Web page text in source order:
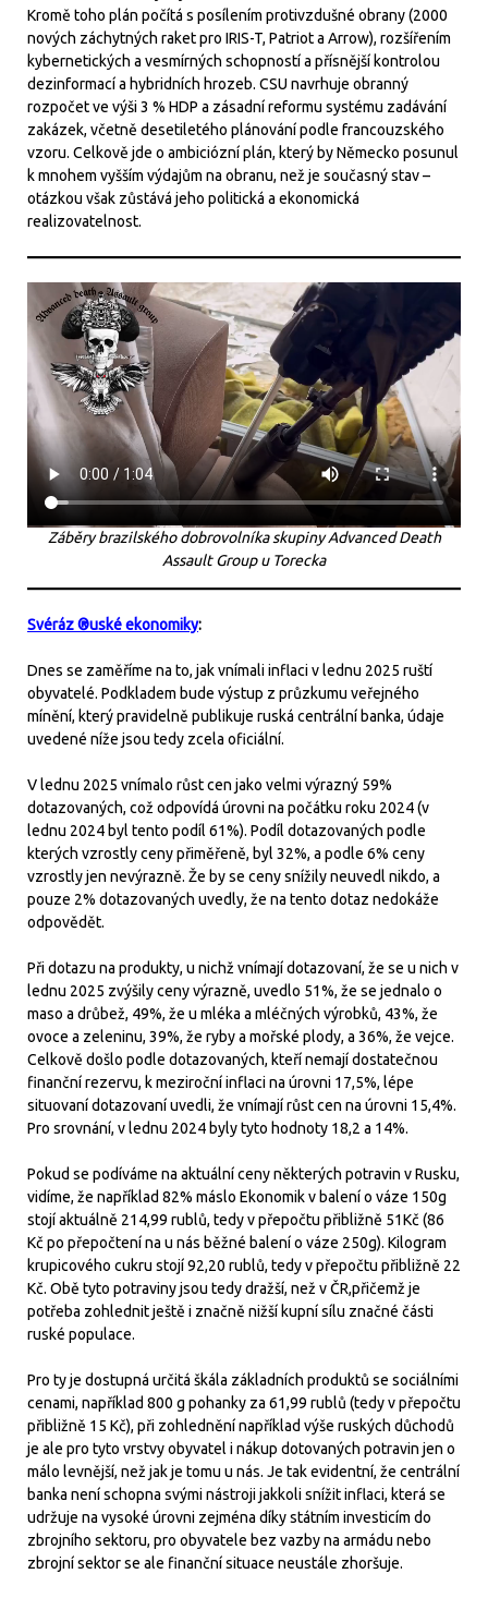
Kromě toho plán počítá s posílením protivzdušné obrany (2000
nových záchytných raket pro IRIS-T, Patriot a Arrow), rozšířením
kybernetických a vesmírných schopností a přísnější kontrolou
dezinformací a hybridních hrozeb. CSU navrhuje obranný
rozpočet ve výši 3 % HDP a zásadní reformu systému zadávání
zakázek, včetně desetiletého plánování podle francouzského
vzoru. Celkově jde o ambiciózní plán, který by Německo posunul
k mnohem vyšším výdajům na obranu, než je současný stav –
otázkou však zůstává jeho politická a ekonomická
realizovatelnost.
Záběry brazilského dobrovolníka skupiny Advanced Death
Assault Group u Torecka
Svéráz ®uské ekonomiky:
Dnes se zaměříme na to, jak vnímali inflaci v lednu 2025 ruští
obyvatelé. Podkladem bude výstup z průzkumu veřejného
mínění, který pravidelně publikuje ruská centrální banka, údaje
uvedené níže jsou tedy zcela oficiální.
V lednu 2025 vnímalo růst cen jako velmi výrazný 59%
dotazovaných, což odpovídá úrovni na počátku roku 2024 (v
lednu 2024 byl tento podíl 61%). Podíl dotazovaných podle
kterých vzrostly ceny přiměřeně, byl 32%, a podle 6% ceny
vzrostly jen nevýrazně. Že by se ceny snížily neuvedl nikdo, a
pouze 2% dotazovaných uvedly, že na tento dotaz nedokáže
odpovědět.
Při dotazu na produkty, u nichž vnímají dotazovaní, že se u nich v
lednu 2025 zvýšily ceny výrazně, uvedlo 51%, že se jednalo o
maso a drůbež, 49%, že u mléka a mléčných výrobků, 43%, že
ovoce a zeleninu, 39%, že ryby a mořské plody, a 36%, že vejce.
Celkově došlo podle dotazovaných, kteří nemají dostatečnou
finanční rezervu, k meziroční inflaci na úrovni 17,5%, lépe
situovaní dotazovaní uvedli, že vnímají růst cen na úrovni 15,4%.
Pro srovnání, v lednu 2024 byly tyto hodnoty 18,2 a 14%.
Pokud se podíváme na aktuální ceny některých potravin v Rusku,
vidíme, že například 82% máslo Ekonomik v balení o váze 150g
stojí aktuálně 214,99 rublů, tedy v přepočtu přibližně 51Kč (86
Kč po přepočtení na u nás běžné balení o váze 250g). Kilogram
krupicového cukru stojí 92,20 rublů, tedy v přepočtu přibližně 22
Kč. Obě tyto potraviny jsou tedy dražší, než v ČR,přičemž je
potřeba zohlednit ještě i značně nižší kupní sílu značné části
ruské populace.
Pro ty je dostupná určitá škála základních produktů se sociálními
cenami, například 800 g pohanky za 61,99 rublů (tedy v přepočtu
přibližně 15 Kč), při zohlednění například výše ruských důchodů
je ale pro tyto vrstvy obyvatel i nákup dotovaných potravin jen o
málo levnější, než jak je tomu u nás. Je tak evidentní, že centrální
banka není schopna svými nástroji jakkoli snížit inflaci, která se
udržuje na vysoké úrovni zejména díky státním investicím do
zbrojního sektoru, pro obyvatele bez vazby na armádu nebo
zbrojní sektor se ale finanční situace neustále zhoršuje.